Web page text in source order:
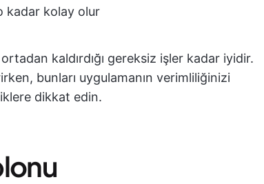
kadar kolay olur
kaldırdığı gereksiz işler kadar iyidir.
bunları uygulamanın verimliliğinizi
dikkat edin.